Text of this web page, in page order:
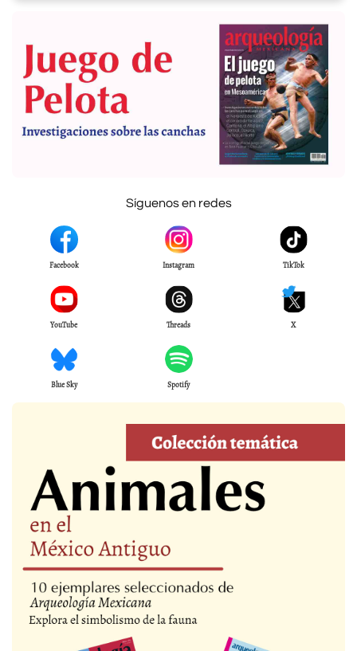
Síguenos en redes
Facebook Instagram TikTok
YouTube Threads X
Blue Sky Spotify